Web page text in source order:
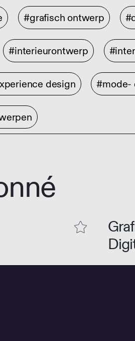
#grafisch ontwerp
#interieurontwerp
design #mode-